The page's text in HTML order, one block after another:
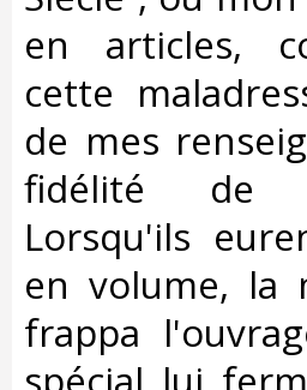
en articles,
cette
de mes
fidélité de
Lorsqu'ils
en volume, la
frappa
spécial lui